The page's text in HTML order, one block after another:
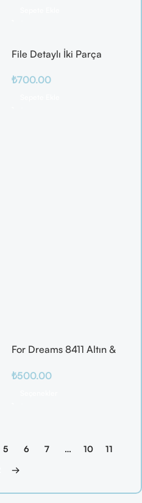
File Detaylı İki Parça
₺700.00
For Dreams 8411 Altın &
Takımı
₺500.00
5 6 7 … 10
11
→